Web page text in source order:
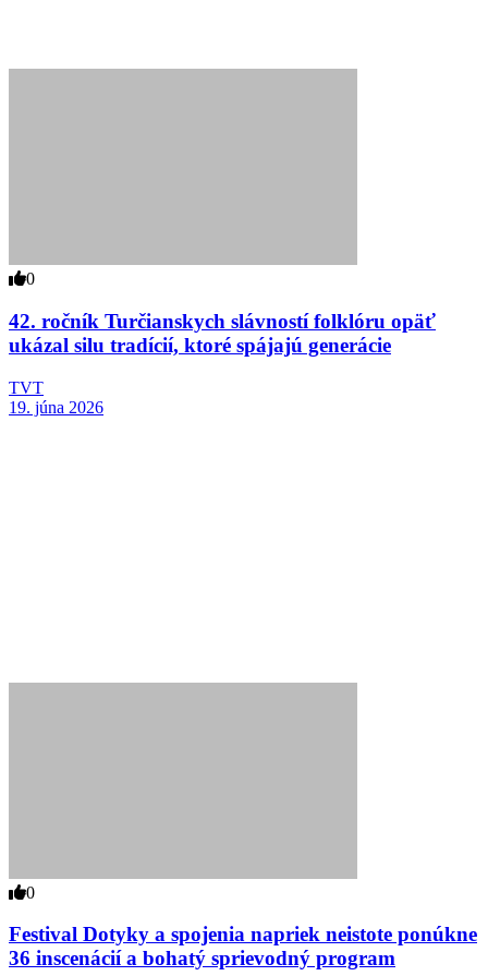
0
42. ročník Turčianskych slávností folklóru opäť
ukázal silu tradícií, ktoré spájajú generácie
TVT
19. júna 2026
0
Festival Dotyky a spojenia napriek neistote ponúkne
36 inscenácií a bohatý sprievodný program